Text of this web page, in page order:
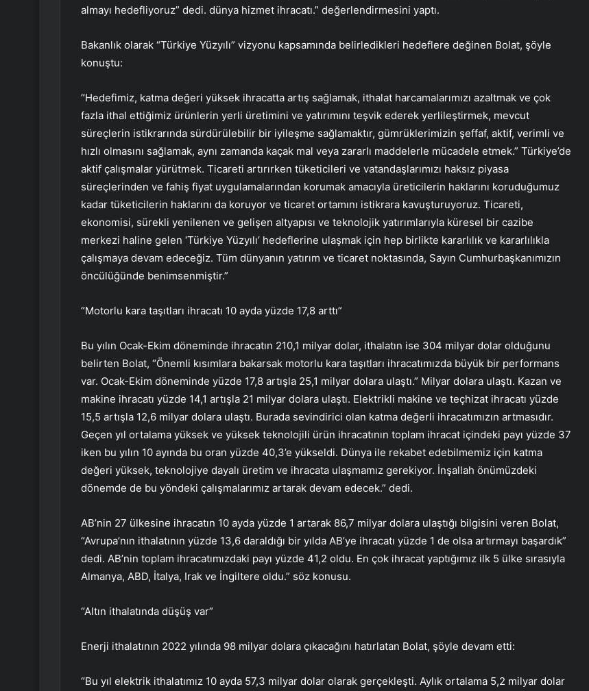
almayı hedefliyoruz” dedi. dünya hizmet ihracatı.” değerlendirmesini yaptı.
Bakanlık olarak “Türkiye Yüzyılı” vizyonu kapsamında belirledikleri hedeflere değinen Bolat, şöyle
konuştu:
“Hedefimiz, katma değeri yüksek ihracatta artış sağlamak, ithalat harcamalarımızı azaltmak ve çok
fazla ithal ettiğimiz ürünlerin yerli üretimini ve yatırımını teşvik ederek yerlileştirmek, mevcut
süreçlerin istikrarında sürdürülebilir bir iyileşme sağlamaktır, gümrüklerimizin şeffaf, aktif, verimli ve
hızlı olmasını sağlamak, aynı zamanda kaçak mal veya zararlı maddelerle mücadele etmek.” Türkiye’de
aktif çalışmalar yürütmek. Ticareti artırırken tüketicileri ve vatandaşlarımızı haksız piyasa
süreçlerinden ve fahiş fiyat uygulamalarından korumak amacıyla üreticilerin haklarını koruduğumuz
kadar tüketicilerin haklarını da koruyor ve ticaret ortamını istikrara kavuşturuyoruz. Ticareti,
ekonomisi, sürekli yenilenen ve gelişen altyapısı ve teknolojik yatırımlarıyla küresel bir cazibe
merkezi haline gelen ‘Türkiye Yüzyılı’ hedeflerine ulaşmak için hep birlikte kararlılık ve kararlılıkla
çalışmaya devam edeceğiz. Tüm dünyanın yatırım ve ticaret noktasında, Sayın Cumhurbaşkanımızın
öncülüğünde benimsenmiştir.”
“Motorlu kara taşıtları ihracatı 10 ayda yüzde 17,8 arttı”
Bu yılın Ocak-Ekim döneminde ihracatın 210,1 milyar dolar, ithalatın ise 304 milyar dolar olduğunu
belirten Bolat, “Önemli kısımlara bakarsak motorlu kara taşıtları ihracatımızda büyük bir performans
var. Ocak-Ekim döneminde yüzde 17,8 artışla 25,1 milyar dolara ulaştı.” Milyar dolara ulaştı. Kazan ve
makine ihracatı yüzde 14,1 artışla 21 milyar dolara ulaştı. Elektrikli makine ve teçhizat ihracatı yüzde
15,5 artışla 12,6 milyar dolara ulaştı. Burada sevindirici olan katma değerli ihracatımızın artmasıdır.
Geçen yıl ortalama yüksek ve yüksek teknolojili ürün ihracatının toplam ihracat içindeki payı yüzde 37
iken bu yılın 10 ayında bu oran yüzde 40,3’e yükseldi. Dünya ile rekabet edebilmemiz için katma
değeri yüksek, teknolojiye dayalı üretim ve ihracata ulaşmamız gerekiyor. İnşallah önümüzdeki
dönemde de bu yöndeki çalışmalarımız artarak devam edecek.” dedi.
AB’nin 27 ülkesine ihracatın 10 ayda yüzde 1 artarak 86,7 milyar dolara ulaştığı bilgisini veren Bolat,
“Avrupa’nın ithalatının yüzde 13,6 daraldığı bir yılda AB’ye ihracatı yüzde 1 de olsa artırmayı başardık”
dedi. AB’nin toplam ihracatımızdaki payı yüzde 41,2 oldu. En çok ihracat yaptığımız ilk 5 ülke sırasıyla
Almanya, ABD, İtalya, Irak ve İngiltere oldu.” söz konusu.
“Altın ithalatında düşüş var”
Enerji ithalatının 2022 yılında 98 milyar dolara çıkacağını hatırlatan Bolat, şöyle devam etti:
“Bu yıl elektrik ithalatımız 10 ayda 57,3 milyar dolar olarak gerçekleşti. Aylık ortalama 5,2 milyar dolar